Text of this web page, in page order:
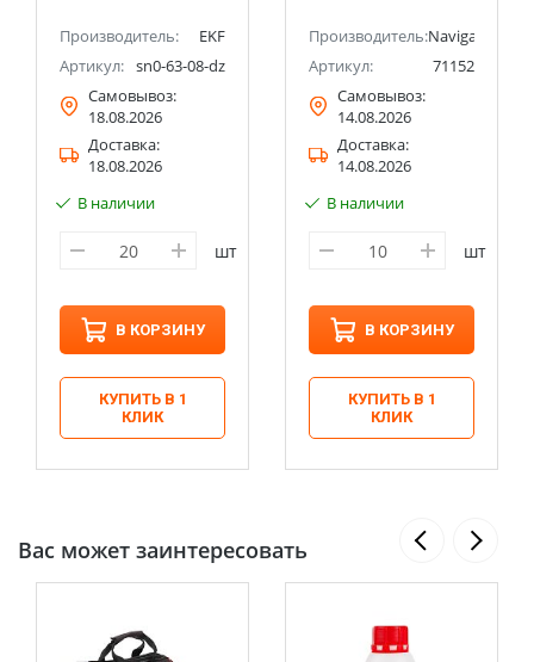
Производитель:
EKF
Артикул: sn0-63-08-dz
Самовывоз:
18.08.2026
Доставка:
18.08.2026
В наличии
шт
В КОРЗИНУ
КУПИТЬ В 1
КЛИК
Производитель:Navigator
Артикул:
71152
Самовывоз:
14.08.2026
Доставка:
14.08.2026
В наличии
шт
В КОРЗИНУ
КУПИТЬ В 1
КЛИК
Вас может заинтересовать